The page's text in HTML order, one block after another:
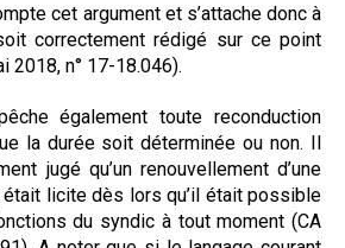
cet argument et s’attache donc à
correctement rédigé sur ce point
2018, n° 17-18.046).
également toute reconduction
la durée soit déterminée ou non. Il
jugé qu’un renouvellement d’une
licite dès lors qu’il était possible
du syndic à tout moment (CA